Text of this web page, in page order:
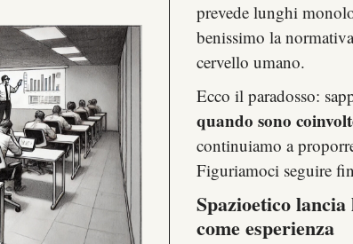
prevede lunghi
benissimo la
cervello umano.
Ecco il paradosso:
quando sono
continuiamo a
Figuriamoci seguire
Spazioetico
come esperienza